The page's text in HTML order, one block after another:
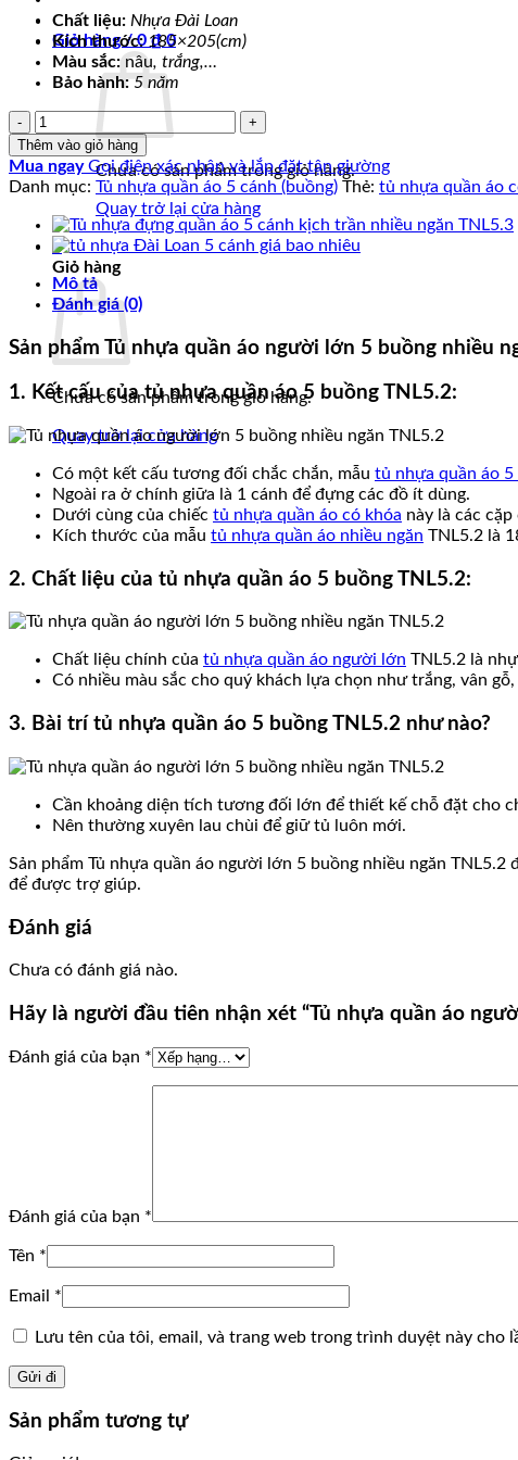
Giỏ hàng /0₫ 0
Chưa có sản phẩm trong giỏ hàng.
Quay trở lại cửa hàng
0
Giỏ hàng
Chưa có sản phẩm trong giỏ hàng.
Quay trở lại cửa hàng
là:
4,000,000 ₫.
tại
là:
2,999,000 ₫.
Chất liệu: Nhựa Đài Loan
Kích thước: 185×205(cm)
Màu sắc:nâu, trắng,…
Bảo hành: 5 năm
Số
lượng
Thêm vào giỏ hàng
Mua ngay Gọi điện xác nhận và lắp đặt tận giường
Danh mục: Tủ nhựa quần áo 5 cánh (buồng) Thẻ: tủ nhựa quần áo
Mô tả
Đánh giá (0)
Sản phẩm Tủ nhựa quần áo người lớn 5 buồng nhiều
1. Kết cấu của tủ nhựa quần áo 5 buồng TNL5.2:
Có một kết cấu tương đối chắc chắn, mẫu tủ nhựa quần áo 5
Ngoài ra ở chính giữa là 1 cánh để đựng các đồ ít dùng.
Dưới cùng của chiếc tủ nhựa quần áo có khóa này là các
Kích thước của mẫu tủ nhựa quần áo nhiều ngăn TNL5.2 là
2. Chất liệu của tủ nhựa quần áo 5 buồng TNL5.2:
Chất liệu chính của tủ nhựa quần áo người lớn TNL5.2 là
Có nhiều màu sắc cho quý khách lựa chọn như trắng, vân
3. Bài trí tủ nhựa quần áo 5 buồng TNL5.2 như nào?
Cần khoảng diện tích tương đối lớn để thiết kế chỗ đặt cho
Nên thường xuyên lau chùi để giữ tủ luôn mới.
Sản phẩm Tủ nhựa quần áo người lớn 5 buồng nhiều ngăn TNL5.2
để được trợ giúp.
Đánh giá
Chưa có đánh giá nào.
Hãy là người đầu tiên nhận xét “Tủ nhựa quần áo
Đánh giá của bạn *
Đánh giá của bạn *
Tên *
Email *
Lưu tên của tôi, email, và trang web trong trình duyệt này cho
Sản phẩm tương tự